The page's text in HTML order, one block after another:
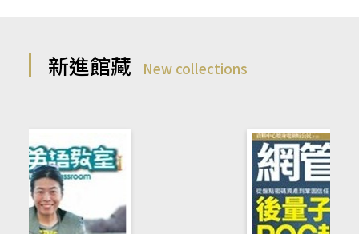
新進館藏 New collections